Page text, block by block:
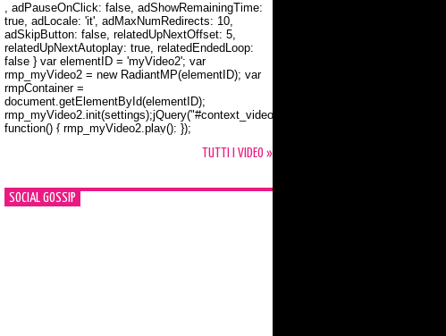
Orlando Bloom e la t-shirt dedicata a Flynn
, adPauseOnClick: false, adShowRemainingTime:
true, adLocale: 'it', adMaxNumRedirects: 10,
adSkipButton: false, relatedUpNextOffset: 5,
relatedUpNextAutoplay: true, relatedEndedLoop:
false } var elementID = 'myVideo2'; var
rmp_myVideo2 = new RadiantMP(elementID); var
rmpContainer =
document.getElementById(elementID);
rmp_myVideo2.init(settings);jQuery("#context_video2").one("mouseover",
function() { rmp_myVideo2.play(); });
TUTTI I VIDEO »
SOCIAL GOSSIP